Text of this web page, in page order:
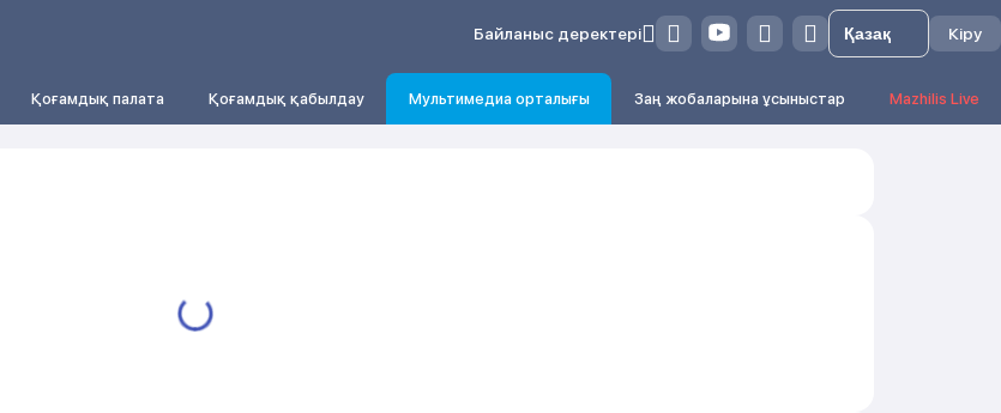
Байланыс деректері Кіру
Қоғамдық палата Қоғамдық қабылдау Мультимедиа орталығы Заң жобаларына ұсыныстар Mazhilis Live